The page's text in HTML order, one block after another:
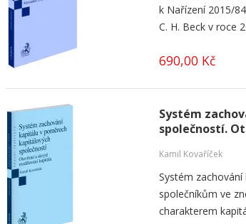
k Nařízení 2015/
C. H. Beck v roce
690,00 Kč
Systém
společností.
Kamil Kovaříček
Systém
společníkům ve
charakterem